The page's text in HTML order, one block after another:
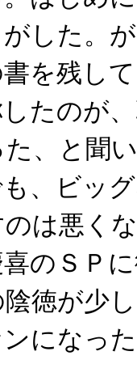
した。
を残し
たのが
、と聞
、ビッ
のは悪く
のＳＰ
徳が少
になっ